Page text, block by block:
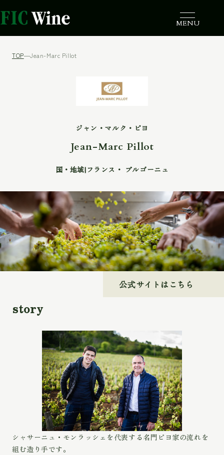
TOP Jean-Marc Pillot
ジャン・マルク・ピヨ
Jean-Marc Pillot
国・地域 フランス ブルゴーニュ
公式サイトはこちら
story
シャサーニュ・モンラッシェを代表する名門ピヨ家の流れを
組む造り手です。